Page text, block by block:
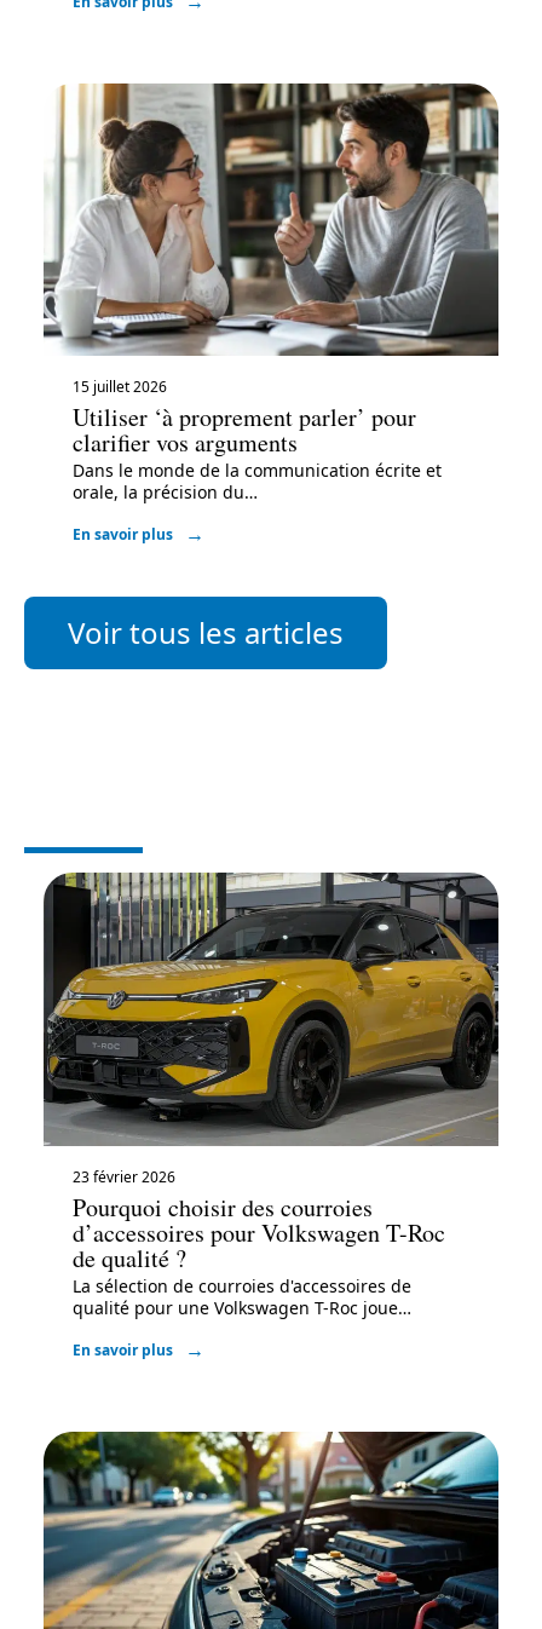
15 juillet 2026
Utiliser ‘à proprement parler’ pour
clarifier vos arguments
Dans le monde de la communication écrite et
orale, la précision du…
En savoir plus
Voir tous les articles
23 février 2026
Pourquoi choisir des courroies
d’accessoires pour Volkswagen T-Roc
de qualité ?
La sélection de courroies d'accessoires de
qualité pour une Volkswagen T-Roc joue…
En savoir plus